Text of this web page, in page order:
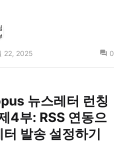
22, 2025 0
뉴스레터 런칭
4부: RSS 연동으
발송 설정하기